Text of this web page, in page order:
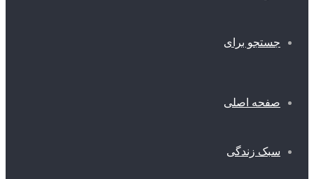
جستجو برای
صفحه اصلی
سبک زندگی